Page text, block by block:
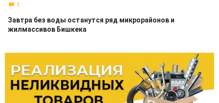
1
Завтра без воды останутся ряд микрорайонов и
жилмассивов Бишкека